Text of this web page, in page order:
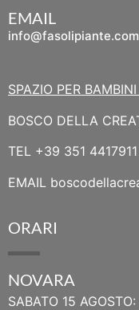
EMAIL
info@fasolipiante.com
SPAZIO PER
BOSCO DELLA
TEL +39 351 4417911
EMAIL
ORARI
NOVARA
SABATO 15